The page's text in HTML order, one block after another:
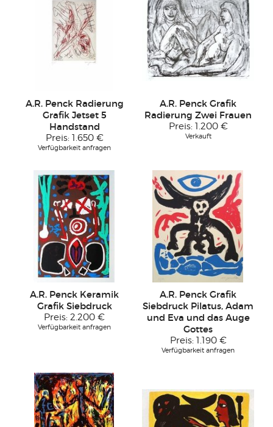
A.R. Penck Radierung
Grafik Jetset 5
Handstand
Preis: 1.650 €
Verfügbarkeit anfragen
A.R. Penck Grafik
Radierung Zwei Frauen
Preis: 1.200 €
Verkauft
A.R. Penck Keramik
Grafik Siebdruck
Preis: 2.200 €
Verfügbarkeit anfragen
A.R. Penck Grafik
Siebdruck Pilatus, Adam
und Eva und das Auge
Gottes
Preis: 1.190 €
Verfügbarkeit anfragen